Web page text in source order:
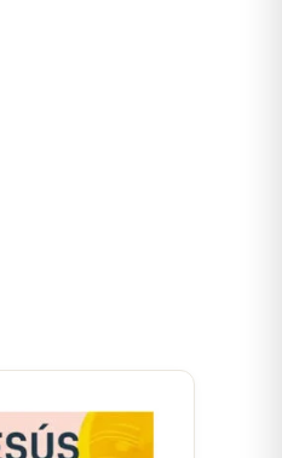
was:
$80.100. $76.095.